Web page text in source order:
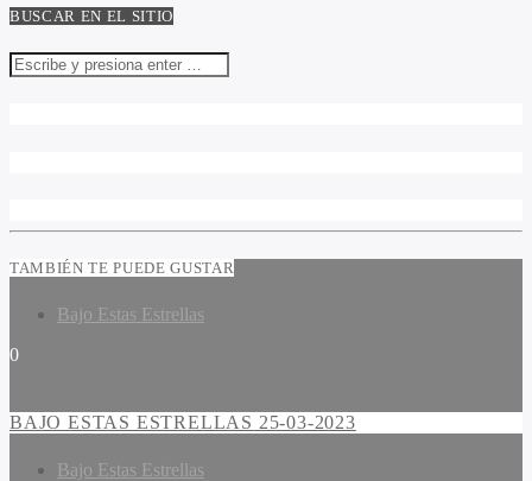
BUSCAR EN EL SITIO
TAMBIÉN TE PUEDE GUSTAR
Bajo Estas Estrellas
0
BAJO ESTAS ESTRELLAS 25-03-2023
Bajo Estas Estrellas